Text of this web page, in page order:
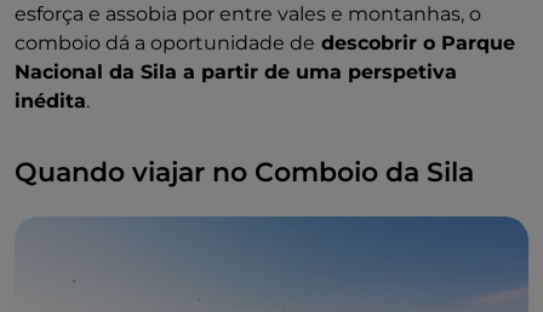
esforça e assobia por entre vales e montanhas, o
comboio dá a oportunidade de descobrir o Parque
Nacional da Sila a partir de uma perspetiva
inédita.
Quando viajar no Comboio da Sila